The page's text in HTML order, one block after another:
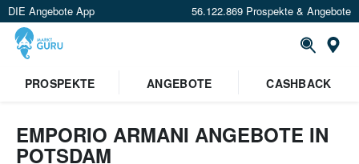
DIE Angebote App 56.122.869 Prospekte & Angebote
PROSPEKTE ANGEBOTE CASHBACK
EMPORIO ARMANI ANGEBOTE IN
POTSDAM